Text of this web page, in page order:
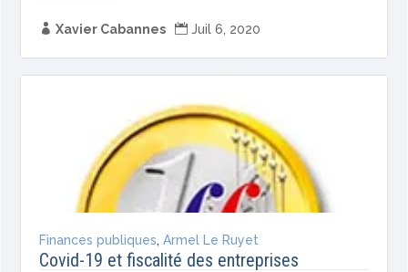
 Xavier Cabannes  Juil 6, 2020
Finances publiques,Armel Le Ruyet
Covid-19 et fiscalité des entreprises